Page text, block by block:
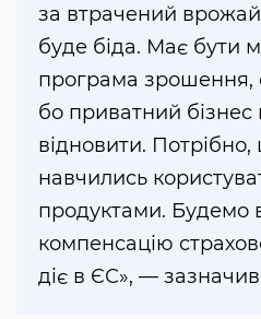
за втрачений врожай
буде біда. Має бути
програма зрошення,
бо приватний бізнес
відновити.
навчились
продуктами. Будемо
компенсацію
діє в ЄС», —